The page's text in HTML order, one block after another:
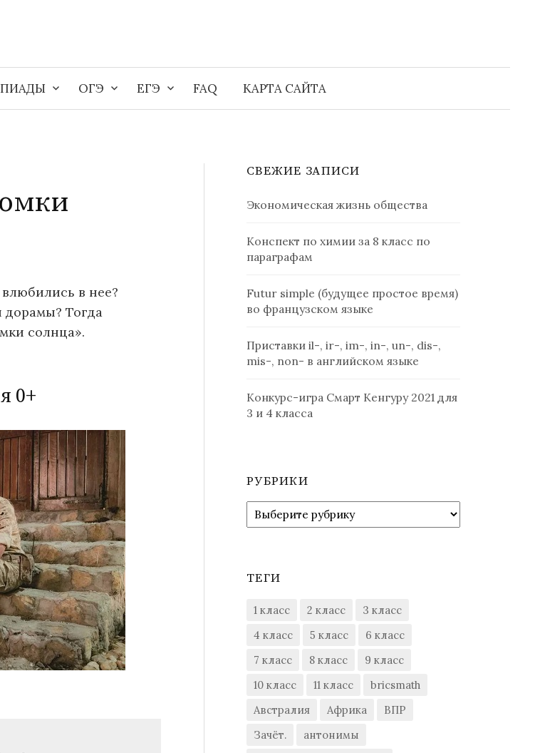
ОГЭ ЕГЭ FAQ КАРТА САЙТА
Найти:
в нее?
дорамы? Тогда
солнца».
0+
СВЕЖИЕ ЗАПИСИ
Экономическая жизнь общества
Конспект по химии за 8 класс по
параграфам
Futur simple (будущее простое время)
во французском языке
Приставки il-, ir-, im-, in-, un-, dis-,
mis-, non- в английском языке
Конкурс-игра Смарт Кенгуру 2021 для
3 и 4 класса
РУБРИКИ
Рубрики
ТЕГИ
1 класс 2 класс
3 класс
4 класс
5 класс
6 класс
7 класс
8 класс
9 класс
10 класс
11 класс
bricsmath
Австралия
Африка
ВПР
Зачёт.
антонимы